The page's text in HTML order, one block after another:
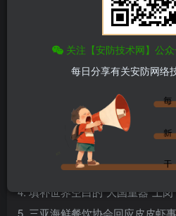
百度热搜新闻
新闻来源：百度热搜榜
1. 为民造福 坚持当“老百姓的官”
2. 国乒男团3-1战胜法国队晋级决赛
3. 把中国当提款机 这毛病不惯着
4. 填补世界空白的“大国重器”上岗
5. 三亚海鲜餐饮协会回应皮皮虾
关注【安防技术网】公
每日分享有关安防网络